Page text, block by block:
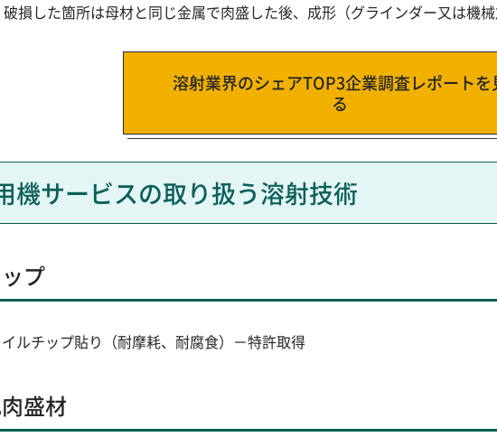
損した箇所は母材と同じ金属で肉盛した後、成形（グラインダー又は機械
溶射業界のシェアTOP3企業調査レポートを
る
機サービスの取り扱う溶射技術
プ
ルチップ貼り（耐摩耗、耐腐食）－特許取得
盛材